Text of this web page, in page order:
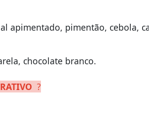
apimentado, pimentão, cebola,
chocolate branco.
?